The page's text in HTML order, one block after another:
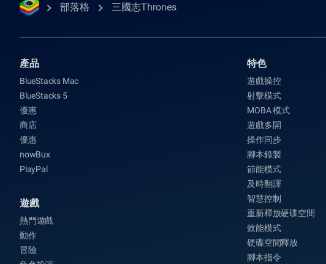
部落格 三國志Thrones
產品
BlueStacks Mac
BlueStacks 5
優惠
商店
優惠
nowBux
PlayPal
遊戲
熱門遊戲
動作
冒險
特色
遊戲操控
射擊模式
MOBA 模式
遊戲多開
操作同步
腳本錄製
節能模式
及時翻譯
智慧控制
重新釋放硬碟空間
效能模式
硬碟空間釋放
腳本指令